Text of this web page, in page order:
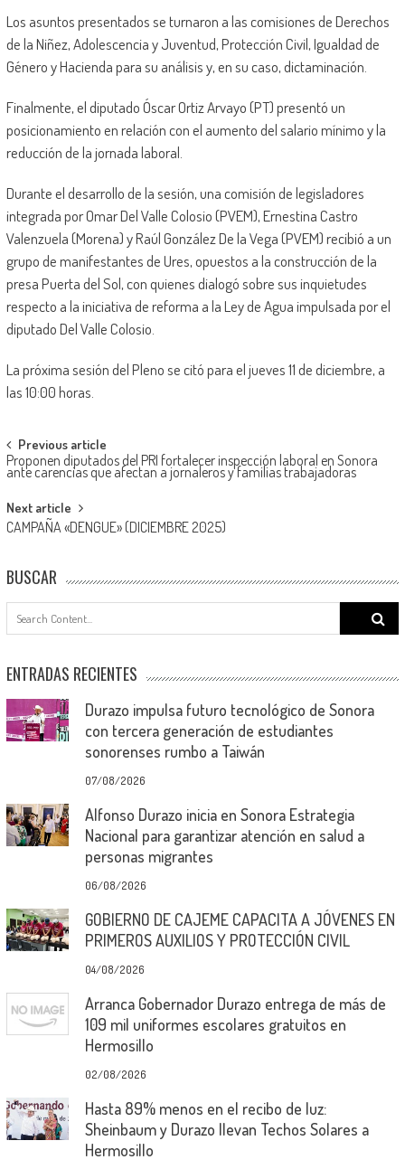
Los asuntos presentados se turnaron a las comisiones de Derechos
de la Niñez, Adolescencia y Juventud, Protección Civil, Igualdad de
Género y Hacienda para su análisis y, en su caso, dictaminación.
Finalmente, el diputado Óscar Ortiz Arvayo (PT) presentó un
posicionamiento en relación con el aumento del salario mínimo y la
reducción de la jornada laboral.
Durante el desarrollo de la sesión, una comisión de legisladores
integrada por Omar Del Valle Colosio (PVEM), Ernestina Castro
Valenzuela (Morena) y Raúl González De la Vega (PVEM) recibió a un
grupo de manifestantes de Ures, opuestos a la construcción de la
presa Puerta del Sol, con quienes dialogó sobre sus inquietudes
respecto a la iniciativa de reforma a la Ley de Agua impulsada por el
diputado Del Valle Colosio.
La próxima sesión del Pleno se citó para el jueves 11 de diciembre, a
las 10:00 horas.
Post
navigation
Previous article
Proponen diputados del PRI fortalecer inspección laboral en Sonora
ante carencias que afectan a jornaleros y familias trabajadoras
Next article
CAMPAÑA «DENGUE» (DICIEMBRE 2025)
BUSCAR
Search
for:
ENTRADAS RECIENTES
Durazo impulsa futuro tecnológico de Sonora
con tercera generación de estudiantes
sonorenses rumbo a Taiwán
07/08/2026
Alfonso Durazo inicia en Sonora Estrategia
Nacional para garantizar atención en salud a
personas migrantes
06/08/2026
GOBIERNO DE CAJEME CAPACITA A JÓVENES EN
PRIMEROS AUXILIOS Y PROTECCIÓN CIVIL
04/08/2026
Arranca Gobernador Durazo entrega de más de
109 mil uniformes escolares gratuitos en
Hermosillo
02/08/2026
Hasta 89% menos en el recibo de luz:
Sheinbaum y Durazo llevan Techos Solares a
Hermosillo